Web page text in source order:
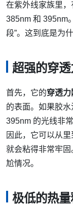
在紫外线家族里，
385nm 和 395nm
段”。这到底是为
超强的穿
首先，它的穿透
的表面。如果胶水
395nm 的光线非
因此，它可以从
就会粘得非常牢
尬情况。
极低的热